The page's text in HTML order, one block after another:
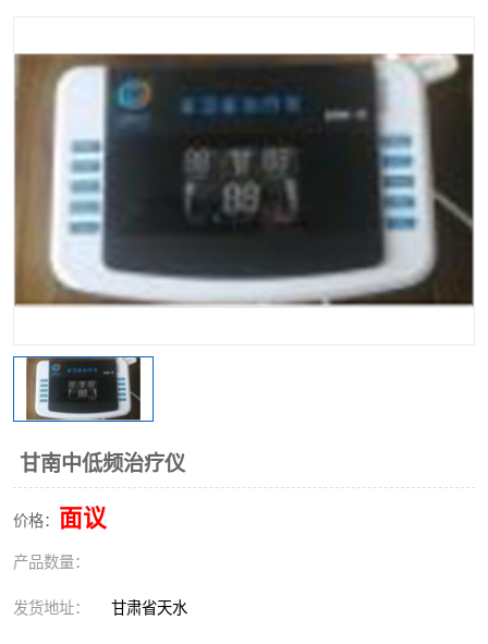
甘南中低频治疗仪
价格： 面议
产品数量：
发货地址： 甘肃省天水